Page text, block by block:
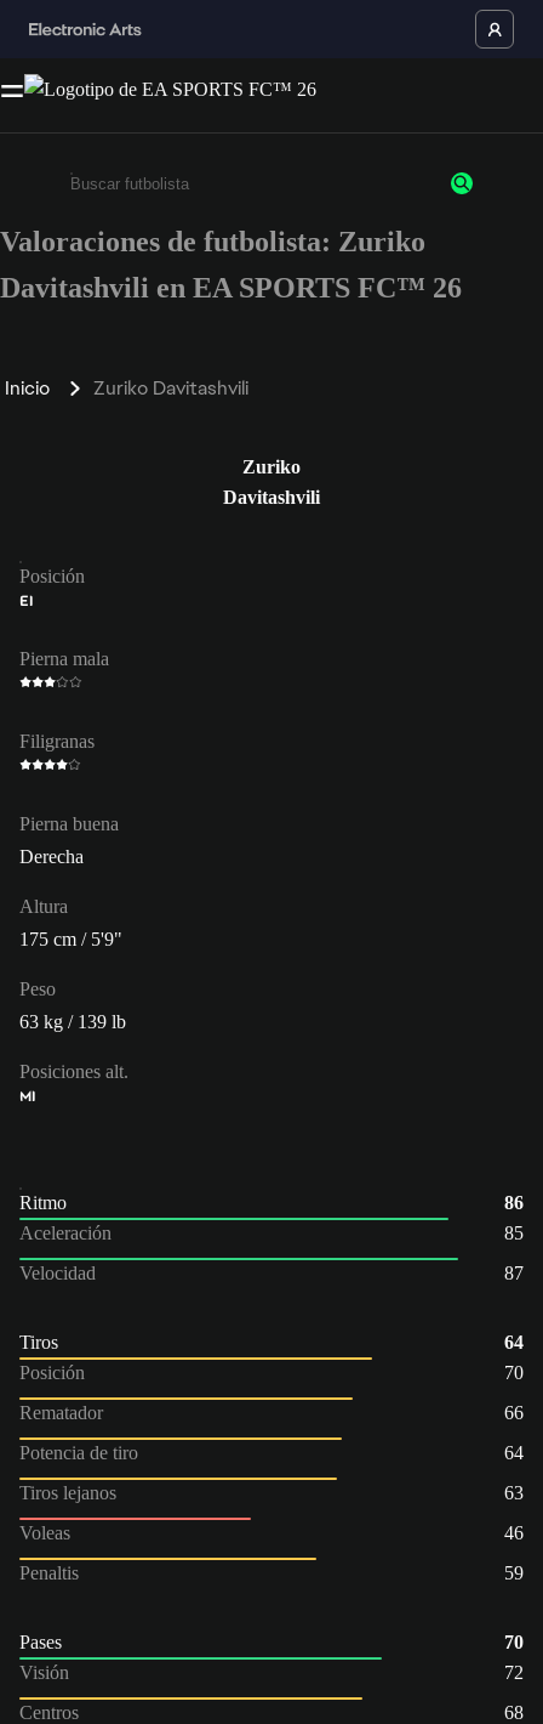
Escribe un mínimo de 3 caracteres o números.
Valoraciones de futbolista: Zuriko
Davitashvili en EA SPORTS FC™ 26
Inicio Zuriko Davitashvili
Zuriko
Davitashvili
Posición
EI
Pierna mala
Filigranas
Pierna buena
Derecha
Altura
175 cm / 5'9"
Peso
63 kg / 139 lb
Posiciones alt.
MI
Ritmo
86
Aceleración
85
Velocidad
87
Tiros
64
Posición
70
Rematador
66
Potencia de tiro
64
Tiros lejanos
63
Voleas
46
Penaltis
59
Pases
70
Visión
72
Centros
68